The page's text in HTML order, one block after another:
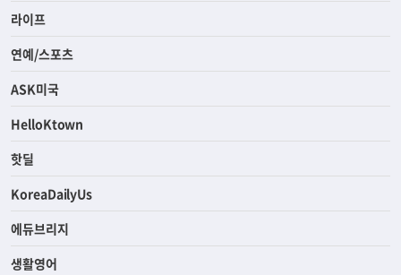
라이프
연예/스포츠
ASK미국
HelloKtown
핫딜
KoreaDailyUs
에듀브리지
생활영어